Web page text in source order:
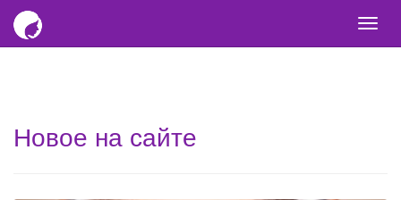
Новое на сайте